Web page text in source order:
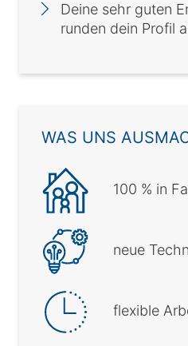
Deine sehr guten
runden dein Profil
WAS UNS
100 % in
neue
flexible